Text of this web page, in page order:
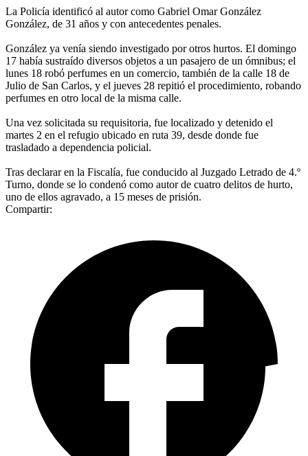
La Policía identificó al autor como Gabriel Omar González
González, de 31 años y con antecedentes penales.
González ya venía siendo investigado por otros hurtos. El domingo
17 había sustraído diversos objetos a un pasajero de un ómnibus; el
lunes 18 robó perfumes en un comercio, también de la calle 18 de
Julio de San Carlos, y el jueves 28 repitió el procedimiento, robando
perfumes en otro local de la misma calle.
Una vez solicitada su requisitoria, fue localizado y detenido el
martes 2 en el refugio ubicado en ruta 39, desde donde fue
trasladado a dependencia policial.
Tras declarar en la Fiscalía, fue conducido al Juzgado Letrado de 4.º
Turno, donde se lo condenó como autor de cuatro delitos de hurto,
uno de ellos agravado, a 15 meses de prisión.
Compartir: